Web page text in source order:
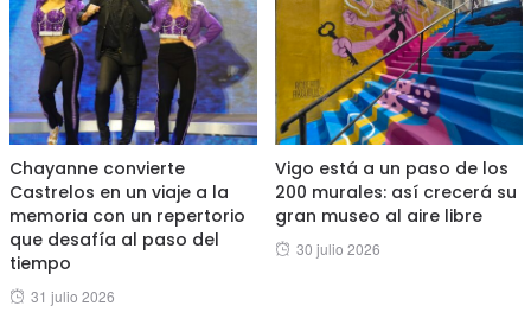
Chayanne convierte
Castrelos en un viaje a la
memoria con un repertorio
que desafía al paso del
tiempo
Posted
31 julio 2026
Vigo está a un paso de los
200 murales: así crecerá su
gran museo al aire libre
Posted
30 julio 2026